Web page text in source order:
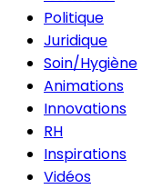
Politique
Juridique
Soin/Hygiène
Animations
Innovations
RH
Inspirations
Vidéos